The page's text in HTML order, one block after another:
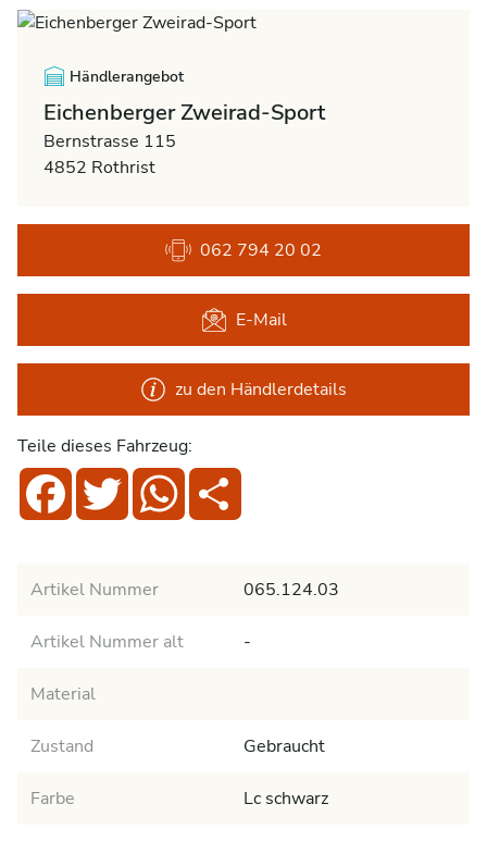
Händlerangebot
Eichenberger Zweirad-Sport
Bernstrasse 115
4852 Rothrist
062 794 20 02
E-Mail
zu den Händlerdetails
Teile dieses Fahrzeug:
FacebookTwitterWhatsApp
Artikel Nummer 065.124.03
Artikel Nummer alt -
Material
Zustand Gebraucht
Farbe Lc schwarz